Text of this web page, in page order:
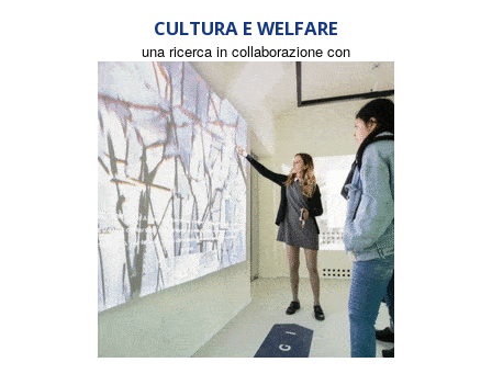
CULTURA E WELFARE
una ricerca in collaborazione con